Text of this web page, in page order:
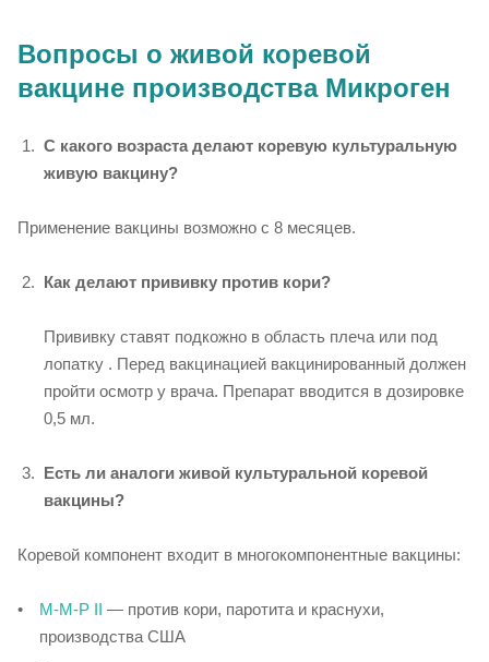
Вопросы о живой коревой
вакцине производства Микроген
С какого возраста делают коревую культуральную
живую вакцину?
Применение вакцины возможно с 8 месяцев.
Как делают прививку против кори?
Прививку ставят подкожно в область плеча или под
лопатку . Перед вакцинацией вакцинированный должен
пройти осмотр у врача. Препарат вводится в дозировке
0,5 мл.
Есть ли аналоги живой культуральной коревой
вакцины?
Коревой компонент входит в многокомпонентные вакцины:
М-М-Р II — против кори, паротита и краснухи,
производства США